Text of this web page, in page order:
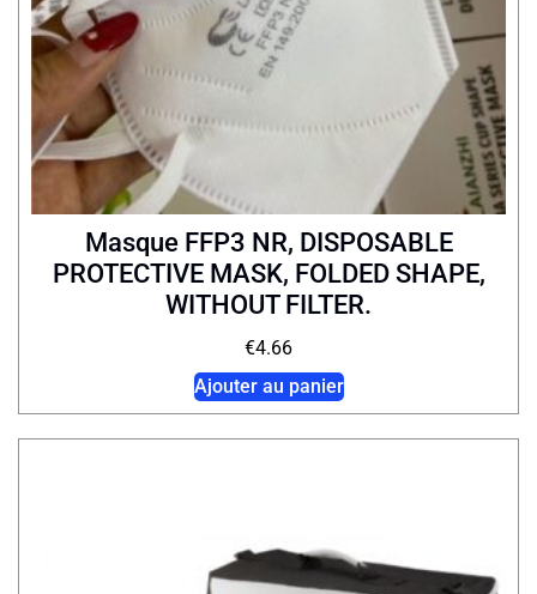
Masque FFP3 NR, DISPOSABLE
PROTECTIVE MASK, FOLDED SHAPE,
WITHOUT FILTER.
€4.66
Ajouter au panier